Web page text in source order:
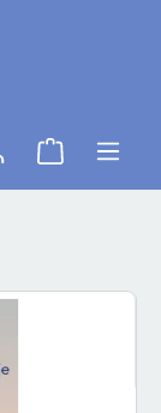
{1}De